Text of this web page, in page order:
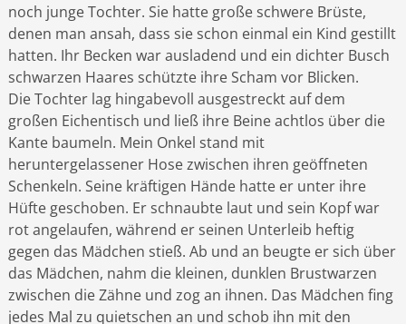
noch junge Tochter. Sie hatte große schwere Brüste,
denen man ansah, dass sie schon einmal ein Kind gestillt
hatten. Ihr Becken war ausladend und ein dichter Busch
schwarzen Haares schützte ihre Scham vor Blicken.
Die Tochter lag hingabevoll ausgestreckt auf dem
großen Eichentisch und ließ ihre Beine achtlos über die
Kante baumeln. Mein Onkel stand mit
heruntergelassener Hose zwischen ihren geöffneten
Schenkeln. Seine kräftigen Hände hatte er unter ihre
Hüfte geschoben. Er schnaubte laut und sein Kopf war
rot angelaufen, während er seinen Unterleib heftig
gegen das Mädchen stieß. Ab und an beugte er sich über
das Mädchen, nahm die kleinen, dunklen Brustwarzen
zwischen die Zähne und zog an ihnen. Das Mädchen fing
jedes Mal zu quietschen an und schob ihn mit den